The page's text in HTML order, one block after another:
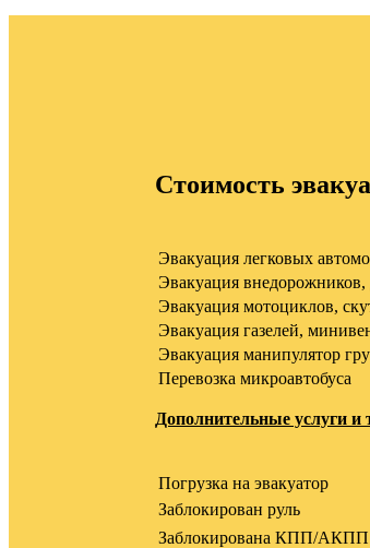
Стоимость
Эвакуация легковых
Эвакуация
Эвакуация мотоциклов,
Эвакуация газелей,
Эвакуация манипулятор
Перевозка микроавтобуса
Дополнительные услуги
Погрузка на эвакуатор
Заблокирован руль
Заблокирована КПП/